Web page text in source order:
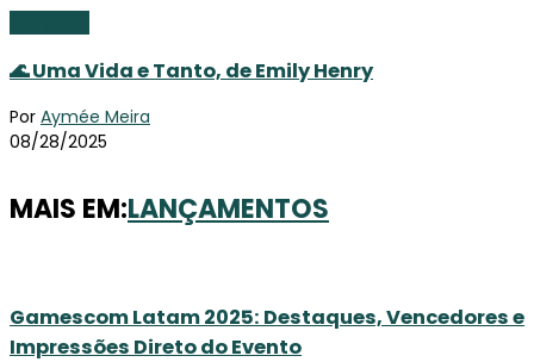
🌊 Uma Vida e Tanto, de Emily Henry
Por Aymée Meira
08/28/2025
MAIS EM:LANÇAMENTOS
Gamescom Latam 2025: Destaques, Vencedores e
Impressões Direto do Evento